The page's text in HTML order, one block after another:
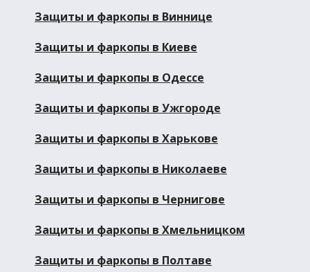
Защиты и фаркопы в Виннице
Защиты и фаркопы в Киеве
Защиты и фаркопы в Одессе
Защиты и фаркопы в Ужгороде
Защиты и фаркопы в Харькове
Защиты и фаркопы в Николаеве
Защиты и фаркопы в Чернигове
Защиты и фаркопы в Хмельницком
Защиты и фаркопы в Полтаве